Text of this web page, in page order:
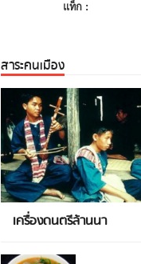
แท็ก :
สาระคนเมือง
เครื่องดนตรีล้านนา